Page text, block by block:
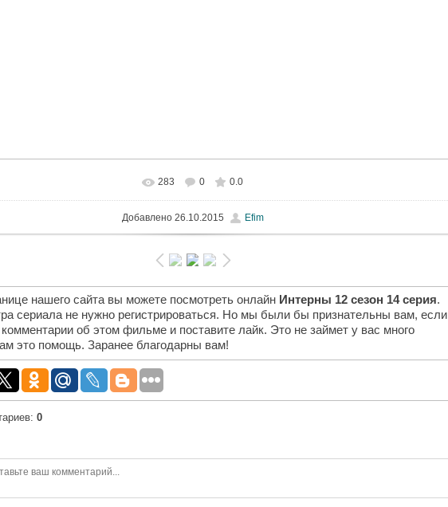
283 0 0.0
Добавлено26.10.2015 Efim
нашего сайта вы можете посмотреть онлайн Интерны 12 сезон 14 серия.
сериала не нужно регистрироваться. Но мы были бы признательны вам, если
об этом фильме и поставите лайк. Это не займет у вас много
это помощь. Заранее благодарны вам!
: 0